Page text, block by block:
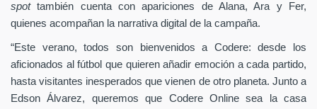
spottambién cuenta con apariciones de Alana, Ara y Fer,
quienes acompañan la narrativa digital de la campaña.
“Este verano, todos son bienvenidos a Codere: desde los
aficionados al fútbol que quieren añadir emoción a cada partido,
hasta visitantes inesperados que vienen de otro planeta. Junto a
Edson Álvarez, queremos que Codere Online sea la casa